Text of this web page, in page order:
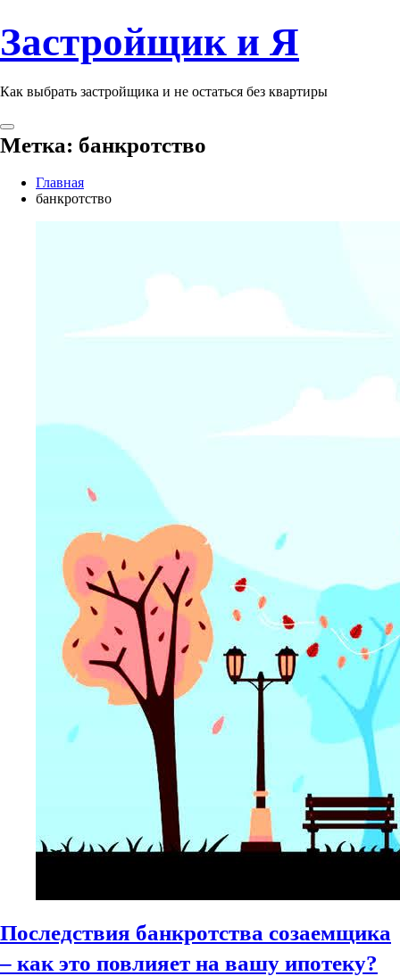
Застройщик и Я
Как выбрать застройщика и не остаться без квартиры
Метка: банкротство
Главная
банкротство
Последствия банкротства созаемщика
– как это повлияет на вашу ипотеку?